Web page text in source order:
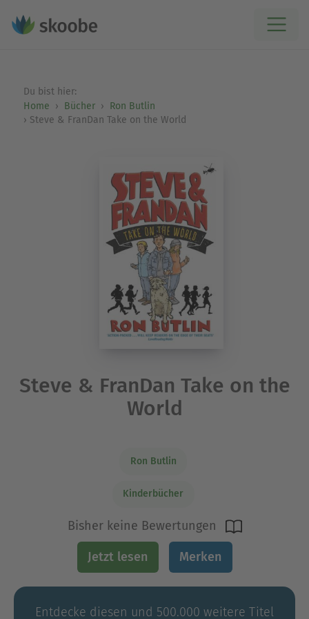
Du bist hier:
Home
Bücher
Ron Butlin
Steve & FranDan Take on the World
Steve & FranDan Take on the
World
Ron Butlin
Kinderbücher
Bisher keine Bewertungen
Jetzt lesen Merken
Entdecke diesen und 500.000 weitere Titel